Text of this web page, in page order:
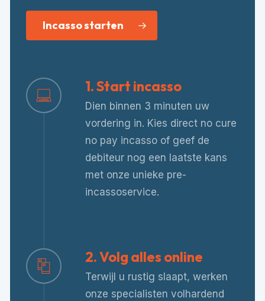
Incasso starten
1. Start incasso
Dien binnen 3 minuten uw
vordering in. Kies direct no cure
no pay incasso of geef de
debiteur nog een laatste kans
met onze unieke pre-
incassoservice.
2. Volg alles online
Terwijl u rustig slaapt, werken
onze specialisten volhardend